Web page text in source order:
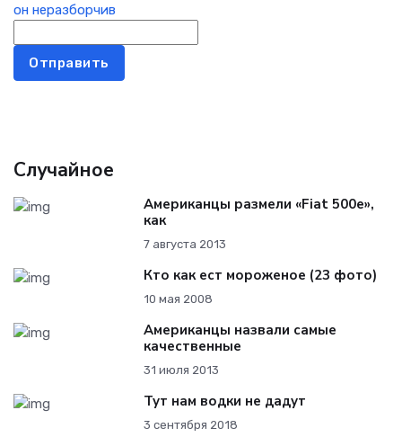
Отправить
Случайное
Американцы размели «Fiat 500e»,
как
7 августа 2013
Кто как ест мороженое (23 фото)
10 мая 2008
Американцы назвали самые
качественные
31 июля 2013
Тут нам водки не дадут
3 сентября 2018